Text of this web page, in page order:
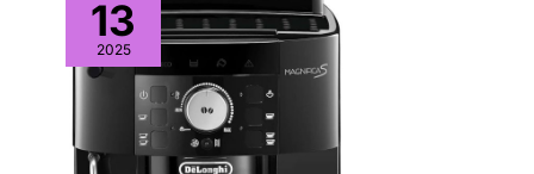
13
2025